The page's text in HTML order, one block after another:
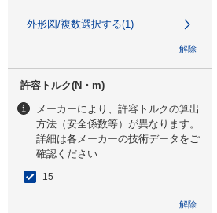
外形図/複数選択する(1)
解除
許容トルク(N・m)
メーカーにより、許容トルクの算出
方法（安全係数等）が異なります。
詳細は各メーカーの技術データをご
確認ください
15
解除